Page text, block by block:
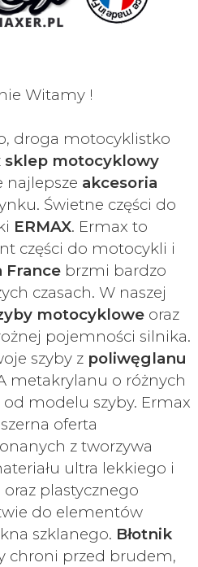
Witamy !
droga motocyklistko
sklep motocyklowy
najlepsze akcesoria
Świetne części do
ERMAX. Ermax to
części do motocykli i
France brzmi bardzo
czasach. W naszej
motocyklowe oraz
pojemności silnika.
szyby z poliwęglanu
metakrylanu o różnych
modelu szyby. Ermax
oferta
z tworzywa
ultra lekkiego i
plastycznego
do elementów
szklanego. Błotnik
chroni przed brudem,